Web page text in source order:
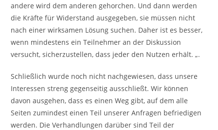
andere wird dem anderen gehorchen. Und dann werden
die Kräfte für Widerstand ausgegeben, sie müssen nicht
nach einer wirksamen Lösung suchen. Daher ist es besser,
wenn mindestens ein Teilnehmer an der Diskussion
versucht, sicherzustellen, dass jeder den Nutzen erhält. „.
Schließlich wurde noch nicht nachgewiesen, dass unsere
Interessen streng gegenseitig ausschließt. Wir können
davon ausgehen, dass es einen Weg gibt, auf dem alle
Seiten zumindest einen Teil unserer Anfragen befriedigen
werden. Die Verhandlungen darüber sind Teil der